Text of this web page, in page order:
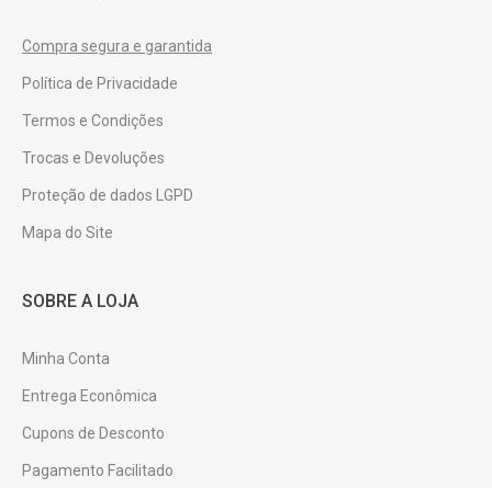
Compra segura e garantida
Política de Privacidade
Termos e Condições
Trocas e Devoluções
Proteção de dados LGPD
Mapa do Site
SOBRE A LOJA
Minha Conta
Entrega Econômica
Cupons de Desconto
Pagamento Facilitado